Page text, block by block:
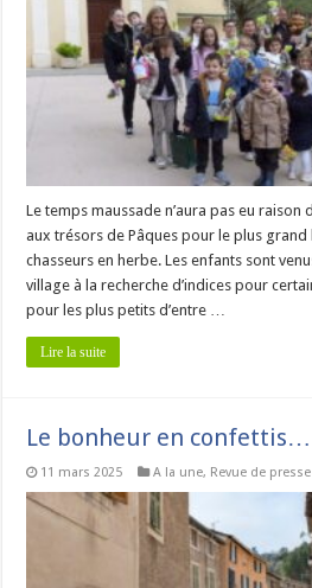
Le temps maussade n’aura pas eu raison
aux trésors de Pâques pour le plus
chasseurs en herbe. Les enfants sont
village à la recherche d’indices pour
pour les plus petits d’entre …
Lire la suite
Le bonheur en confettis…
11 mars 2025 A la une, Revue de presse